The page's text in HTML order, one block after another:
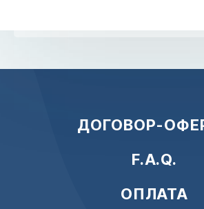
ДОГОВОР-
F.A.Q.
ОПЛАТА